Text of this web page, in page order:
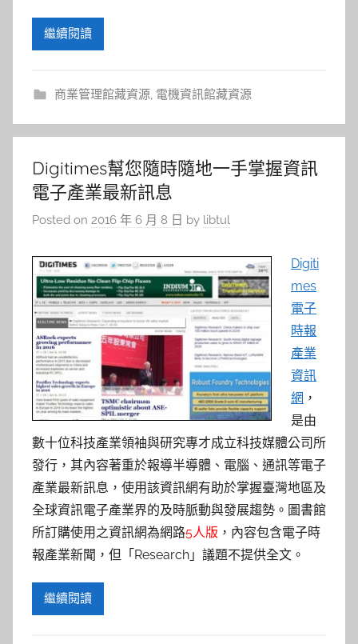
繼續閱讀
商業管理館藏資源, 電機資訊館藏資源
Digitimes幫您隨時隨地一手掌握資訊
電子產業最新訊息
Posted on 2016 年 6 月 8 日 by libtul
Digiti
mes
電子
時報
產業
資訊
網 ，
是由
數十位科技產業領袖與研究專才成立科技媒體公司所
發行，其內容著重於報導半導體、電腦、通訊等電子
產業最新訊息，使用該資訊網有助於掌握臺灣地區及
全球資訊電子產業界的及時脈動與發展趨勢。圖書館
所訂購使用之資訊網為網路5人版 ，內容包含電子時
報產業新聞，但「Research」議題不提供全文。
繼續閱讀